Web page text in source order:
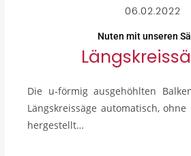
06.02.2022
Nuten mit unseren
Die u-förmig ausgehöhlten
Längskreissäge automatisch,
hergestellt…